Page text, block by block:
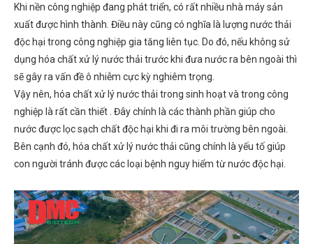
Khi nền công nghiệp đang phát triển, có rất nhiều nhà máy sản
xuất được hình thành. Điều này cũng có nghĩa là lượng nước thải
độc hại trong công nghiệp gia tăng liên tục. Do đó, nếu không sử
dụng hóa chất xử lý nước thải trước khi đưa nước ra bên ngoài thì
sẽ gây ra vấn đề ô nhiễm cực kỳ nghiêm trọng.
Vậy nên, hóa chất xử lý nước thải trong sinh hoạt và trong công
nghiệp là rất cần thiết . Đây chính là các thành phần giúp cho
nước được lọc sạch chất độc hại khi đi ra môi trường bên ngoài.
Bên cạnh đó, hóa chất xử lý nước thải cũng chính là yếu tố giúp
con người tránh được các loại bệnh nguy hiểm từ nước độc hại.